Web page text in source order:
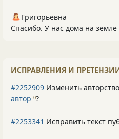
Григорьевна
Спасибо. У нас дома на
ИСПРАВЛЕНИЯ И
#2252909 Изменить
автор 0?
#2253341 Исправить текст